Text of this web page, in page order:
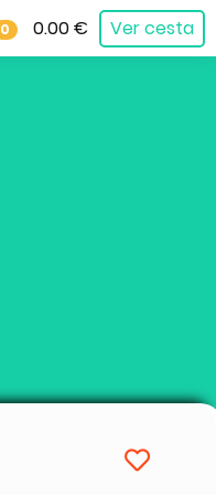
0 0.00 € Ver cesta